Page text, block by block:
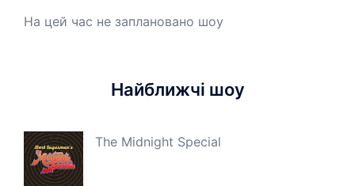
На цей час не заплановано шоу
Найближчі шоу
The Midnight Special